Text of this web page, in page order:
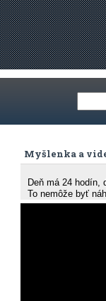
Myšlenka a
Deň má 24 hodín,
To nemôže byť